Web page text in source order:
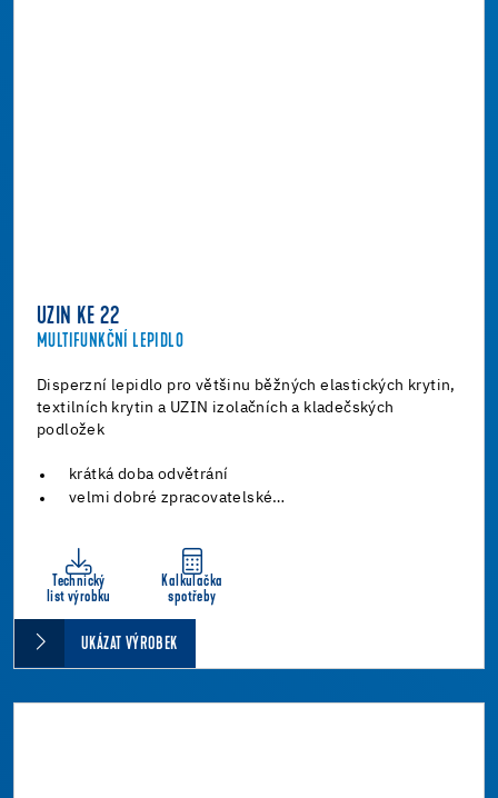
UZIN KE 22
MULTIFUNKČNÍ LEPIDLO
Disperzní lepidlo pro většinu běžných elastických krytin,
textilních krytin a UZIN izolačních a kladečských
podložek
krátká doba odvětrání
velmi dobré zpracovatelské…
Technický
list výrobku
Kalkulačka
spotřeby
UKÁZAT VÝROBEK